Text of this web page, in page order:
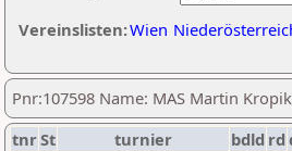
Vereinslisten:Wien
Pnr:107598 Name: MAS Martin Kropik
tnrSt turnier bdld rd